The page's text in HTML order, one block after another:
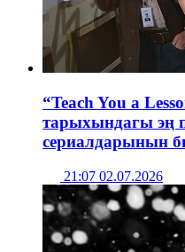
“Teach You a
тарыхындагы эң
сериалдарынын
21:07 02.07.2026